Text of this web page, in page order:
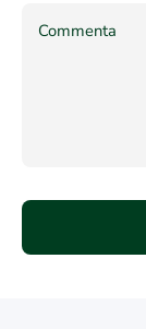
Commenta